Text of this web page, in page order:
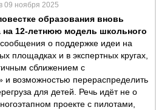
09 ноября 2025
образования вновь
на 12-летнюю модель школьного
о поддержке идеи на
площадках и в экспертных кругах,
сближением с
и возможностью перераспределить
для детей. Речь идёт не о
проекте с пилотами,